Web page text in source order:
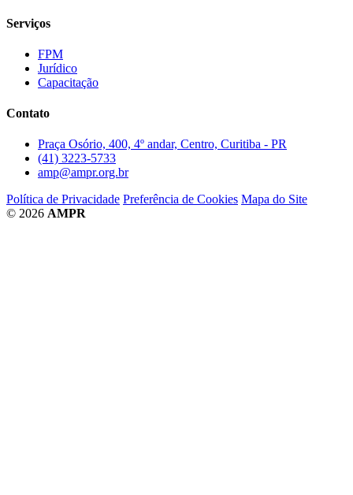
Serviços
FPM
Jurídico
Capacitação
Contato
Praça Osório, 400, 4º andar, Centro, Curitiba - PR
(41) 3223-5733
amp@ampr.org.br
Política de Privacidade Preferência de Cookies Mapa do Site
© 2026 AMPR